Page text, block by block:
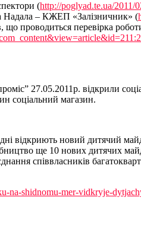
(http://poglyad.te.ua/2011/
Надала – КЖЕП «Залізничник» (
проводиться перевірка
27.05.2011р. відкрили
соціальний магазин.
відкриють новий дитячий
ще 10 нових дитячих
співвласників
na-shidnomu-mer-vidkryje-